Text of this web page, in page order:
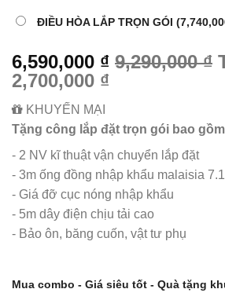
ĐIỀU HÒA LẮP TRỌN GÓI
6,590,000 ₫ 9,290,000 ₫
2,700,000 ₫
KHUYẾN MẠI
Tặng công lắp đặt trọn gói bao
- 2 NV kĩ thuật vận chuyển lắp đặt
- 3m ống đồng nhập khẩu malaisia 7.1
- Giá đỡ cục nóng nhập khẩu
- 5m dây điện chịu tải cao
- Bảo ôn, băng cuốn, vật tư phụ
Mua combo - Giá siêu tốt - Quà tặng